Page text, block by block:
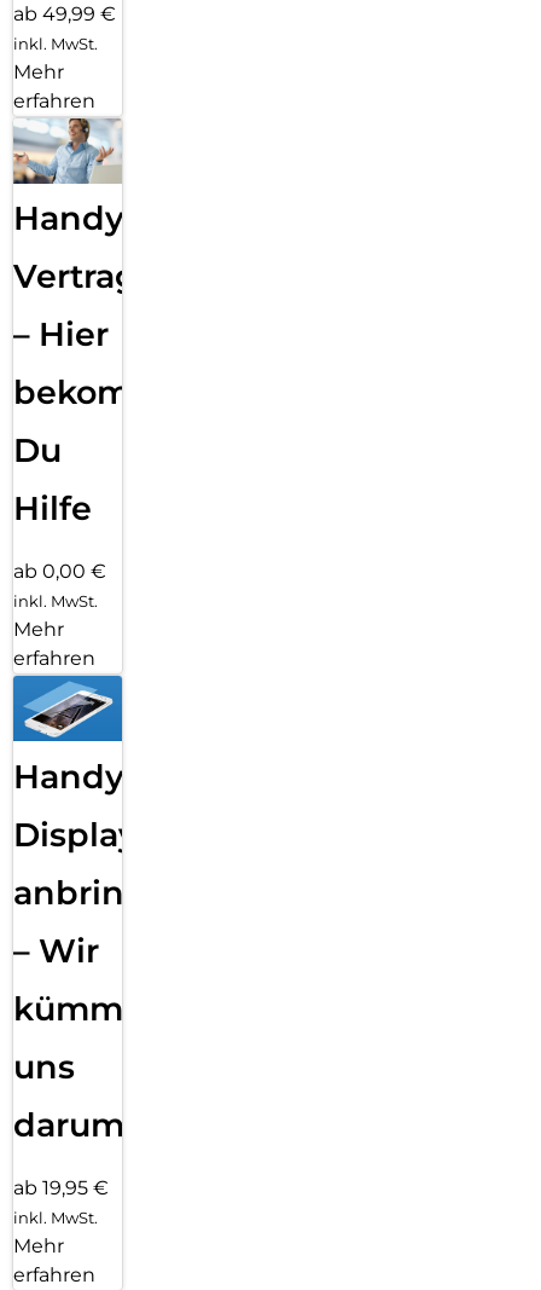
ab 49,99 €
inkl. MwSt.
Mehr
erfahren
Handy
Vertragsabwicklung
– Hier
bekommst
Du
Hilfe
ab 0,00 €
inkl. MwSt.
Mehr
erfahren
Handy
Displayfolie
anbringen
– Wir
kümmern
uns
darum!
ab 19,95 €
inkl. MwSt.
Mehr
erfahren